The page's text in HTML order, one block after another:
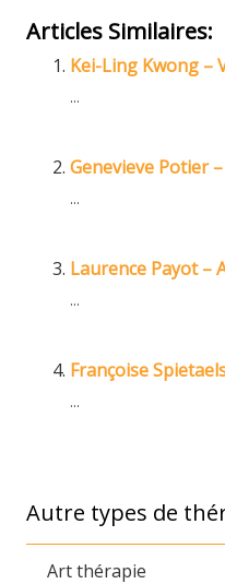
Articles Similaires:
Kei-Ling Kwong –
...
Genevieve Potier
...
Laurence Payot –
...
Françoise
...
Autre types de
Art thérapie